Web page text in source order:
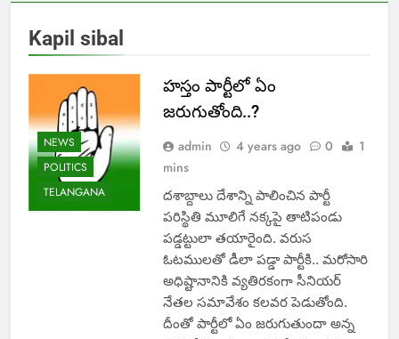
Kapil sibal
NEWS
POLITICS
TELANGANA
హస్తం పార్టీలో ఏం
జరుగుతోంది..?
admin 4 years ago 0
1
mins
దశాబ్దాలు దేశాన్ని పాలించిన పార్టీ
పరిస్థితి మూలిగే నక్కపై తాటిపండు
పడ్డట్టులా తయారైంది. వరుస
ఓటములతో డీలా పడ్డా పార్టీకి.. మరోసారి
అధిష్టానానికి వ్యతిరకంగా సీనియర్
నేతల సమావేశం కలవర పెడుతోంది.
దీంతో పార్టీలో ఏం జరుగుతుందా అన్న